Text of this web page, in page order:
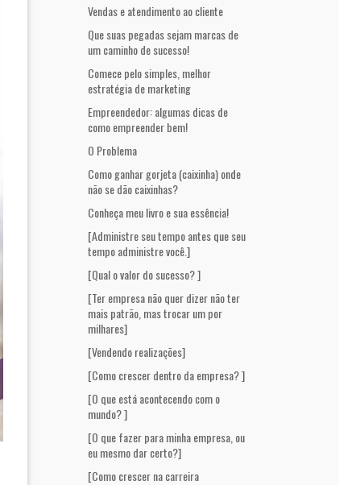
Vendas e atendimento ao cliente
Que suas pegadas sejam marcas de
um caminho de sucesso!
Comece pelo simples, melhor
estratégia de marketing
Empreendedor: algumas dicas de
como empreender bem!
O Problema
Como ganhar gorjeta (caixinha) onde
não se dão caixinhas?
Conheça meu livro e sua essência!
[Administre seu tempo antes que seu
tempo administre você.]
[Qual o valor do sucesso? ]
[Ter empresa não quer dizer não ter
mais patrão, mas trocar um por
milhares]
[Vendendo realizações]
[Como crescer dentro da empresa? ]
[O que está acontecendo com o
mundo? ]
[O que fazer para minha empresa, ou
eu mesmo dar certo?]
[Como crescer na carreira